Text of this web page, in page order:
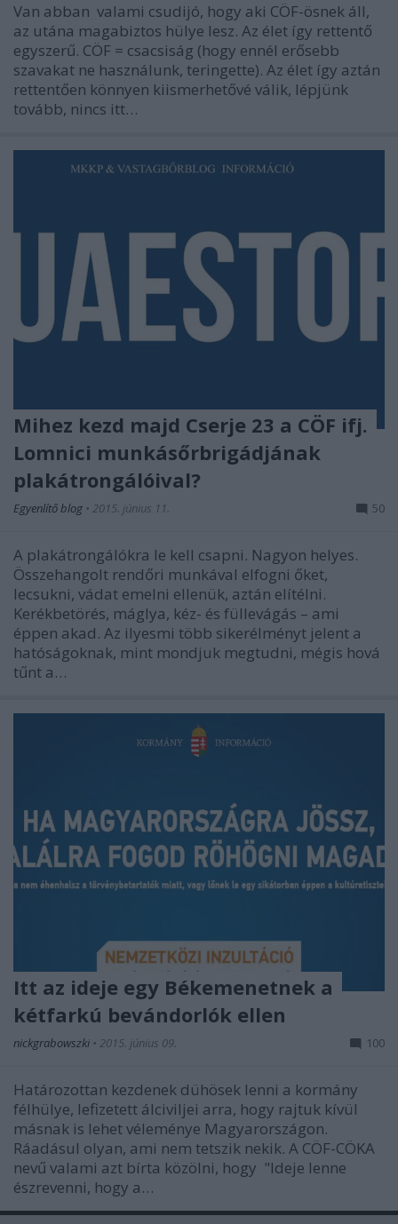
Van abban valami csudijó, hogy aki CÖF-ösnek áll,
az utána magabiztos hülye lesz. Az élet így rettentő
egyszerű. CÖF = csacsiság (hogy ennél erősebb
szavakat ne használunk, teringette). Az élet így aztán
rettentően könnyen kiismerhetővé válik, lépjünk
tovább, nincs itt…
Mihez kezd majd Cserje 23 a CÖF ifj.
Lomnici munkásőrbrigádjának
plakátrongálóival?
Egyenlítő blog • 2015. június 11. 50
A plakátrongálókra le kell csapni. Nagyon helyes.
Összehangolt rendőri munkával elfogni őket,
lecsukni, vádat emelni ellenük, aztán elítélni.
Kerékbetörés, máglya, kéz- és füllevágás – ami
éppen akad. Az ilyesmi több sikerélményt jelent a
hatóságoknak, mint mondjuk megtudni, mégis hová
tűnt a…
Itt az ideje egy Békemenetnek a
kétfarkú bevándorlók ellen
nickgrabowszki • 2015. június 09. 100
Határozottan kezdenek dühösek lenni a kormány
félhülye, lefizetett álciviljei arra, hogy rajtuk kívül
másnak is lehet véleménye Magyarországon.
Ráadásul olyan, ami nem tetszik nekik. A CÖF-CÖKA
nevű valami azt bírta közölni, hogy "Ideje lenne
észrevenni, hogy a…